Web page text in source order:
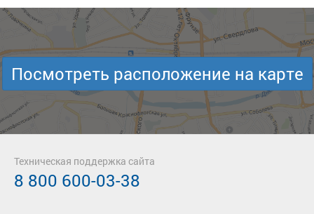
Посмотреть расположение на карте
Техническая поддержка сайта
8 800 600-03-38